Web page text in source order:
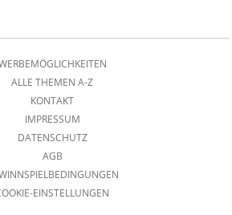
ALLE THEMEN A-Z
KONTAKT
IMPRESSUM
DATENSCHUTZ
AGB
EINSTELLUNGEN